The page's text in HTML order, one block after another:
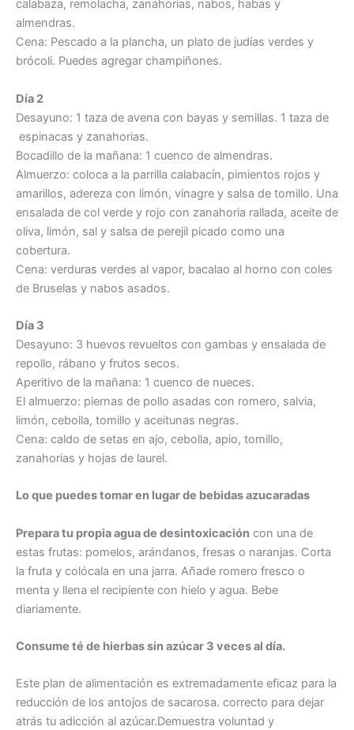
calabaza, remolacha, zanahorias, nabos, habas y
almendras.
Cena: Pescado a la plancha, un plato de judías verdes y
brócoli. Puedes agregar champiñones.
Día 2
Desayuno: 1 taza de avena con bayas y semillas. 1 taza de
espinacas y zanahorias.
Bocadillo de la mañana: 1 cuenco de almendras.
Almuerzo: coloca a la parrilla calabacín, pimientos rojos y
amarillos, adereza con limón, vinagre y salsa de tomillo. Una
ensalada de col verde y rojo con zanahoria rallada, aceite de
oliva, limón, sal y salsa de perejil picado como una
cobertura.
Cena: verduras verdes al vapor, bacalao al horno con coles
de Bruselas y nabos asados.
Día 3
Desayuno: 3 huevos revueltos con gambas y ensalada de
repollo, rábano y frutos secos.
Aperitivo de la mañana: 1 cuenco de nueces.
El almuerzo: piernas de pollo asadas con romero, salvia,
limón, cebolla, tomillo y aceitunas negras.
Cena: caldo de setas en ajo, cebolla, apio, tomillo,
zanahorias y hojas de laurel.
Lo que puedes tomar en lugar de bebidas azucaradas
Prepara tu propia agua de desintoxicación con una de
estas frutas: pomelos, arándanos, fresas o naranjas. Corta
la fruta y colócala en una jarra. Añade romero fresco o
menta y llena el recipiente con hielo y agua. Bebe
diariamente.
Consume té de hierbas sin azúcar 3 veces al día.
Este plan de alimentación es extremadamente eficaz para la
reducción de los antojos de sacarosa. correcto para dejar
atrás tu adicción al azúcar.Demuestra voluntad y